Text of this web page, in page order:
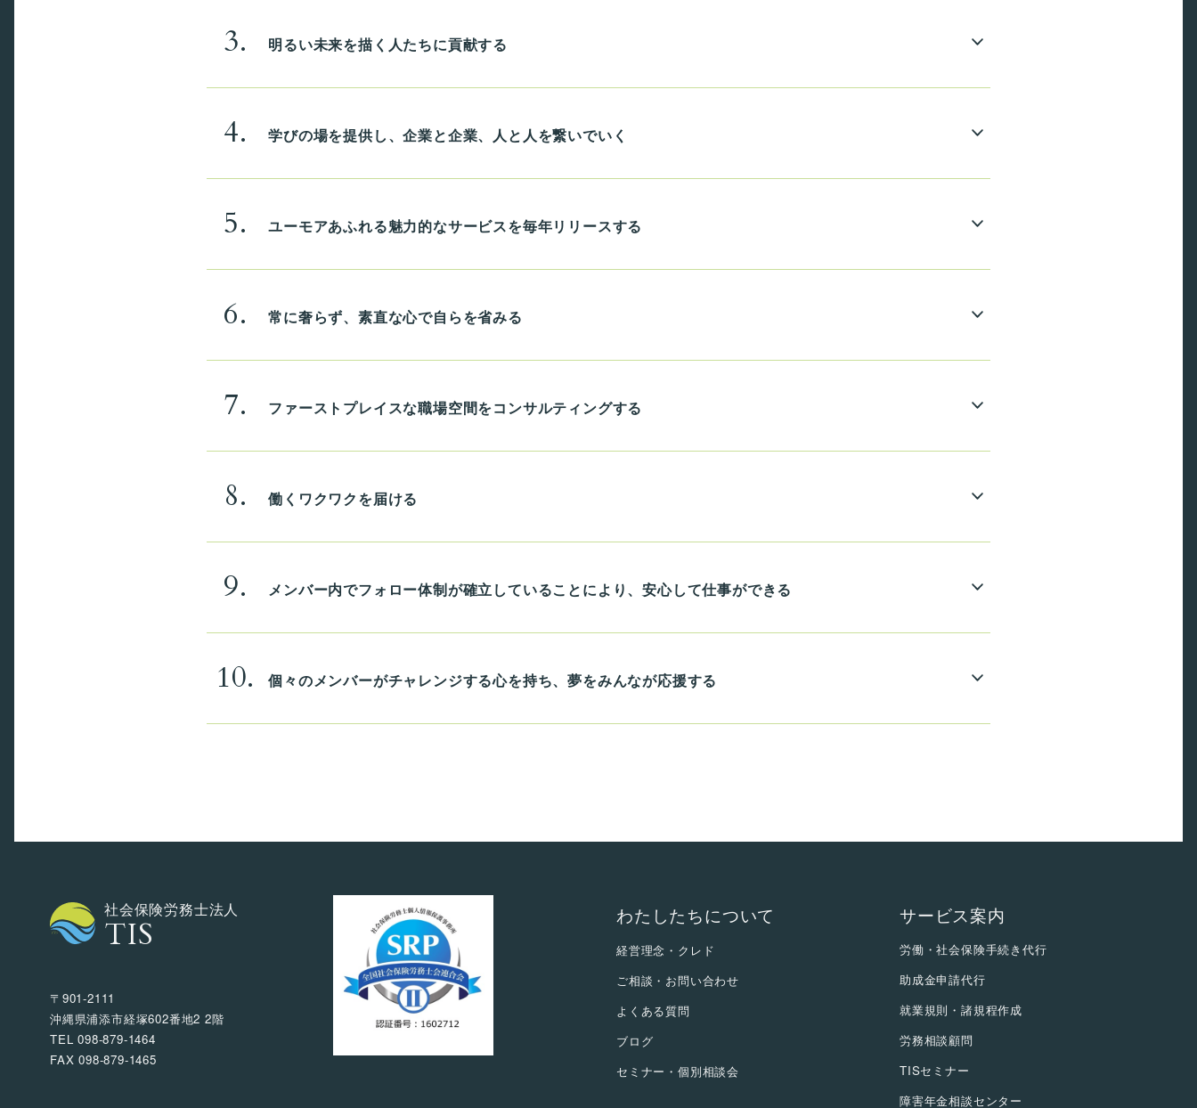
3. 明るい未来を描く人たちに貢献する
4. 学びの場を提供し、企業と企業、人と人を繋いでいく
5. ユーモアあふれる魅力的なサービスを毎年リリースする
6. 常に奢らず、素直な心で自らを省みる
7. ファーストプレイスな職場空間をコンサルティングする
8. 働くワクワクを届ける
9. メンバー内でフォロー体制が確立していることにより、安心して仕事ができる
10. 個々のメンバーがチャレンジする心を持ち、夢をみんなが応援する
社会保険労務士法人
TIS
〒901-2111
沖縄県浦添市経塚602番地2 2階
TEL 098-879-1464
FAX 098-879-1465
わたしたちについて
経営理念・クレド
ご相談・お問い合わせ
よくある質問
ブログ
セミナー・個別相談会
サービス案内
労働・社会保険手続き代行
助成金申請代行
就業規則・諸規程作成
労務相談顧問
TISセミナー
障害年金相談センター